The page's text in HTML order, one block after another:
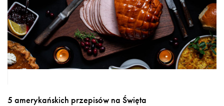
5 amerykańskich przepisów na Święta